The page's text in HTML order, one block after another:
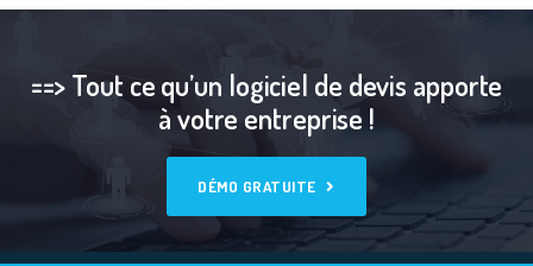
==> Tout ce qu’un logiciel de devis apporte
à votre entreprise !
DÉMO GRATUITE